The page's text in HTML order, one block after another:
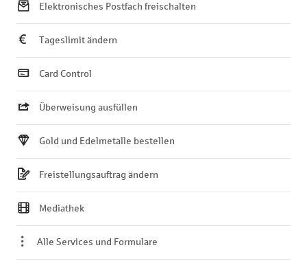
Elektronisches Postfach freischalten
Tageslimit ändern
Card Control
Überweisung ausfüllen
Gold und Edelmetalle bestellen
Freistellungsauftrag ändern
Mediathek
Alle Services und Formulare